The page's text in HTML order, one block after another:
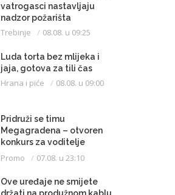
vatrogasci nastavljaju
nadzor požarišta
Trebinje 08.08. u 09:25
Luda torta bez mlijeka i
jaja, gotova za tili čas
Hrana i piće 08.08. u 09:00
Pridruži se timu
Megagradena – otvoren
konkurs za voditelje
gradilišta
Promo 07.08. u 23:10
Ove uređaje ne smijete
držati na produžnom kablu